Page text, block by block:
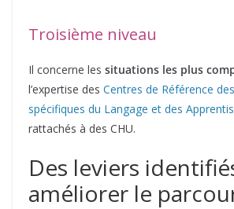
Troisième niveau
Il concerne les situations les plus
l’expertise des Centres de Référence
spécifiques du Langage et des
rattachés à des CHU.
Des leviers
améliorer le